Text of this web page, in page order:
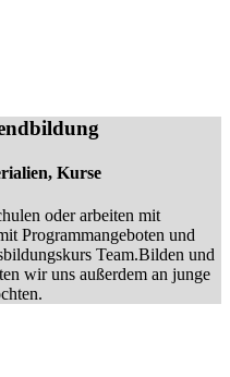
Kurse
oder arbeiten mit
Programmangeboten und
Team.Bilden und
wir uns außerdem an junge